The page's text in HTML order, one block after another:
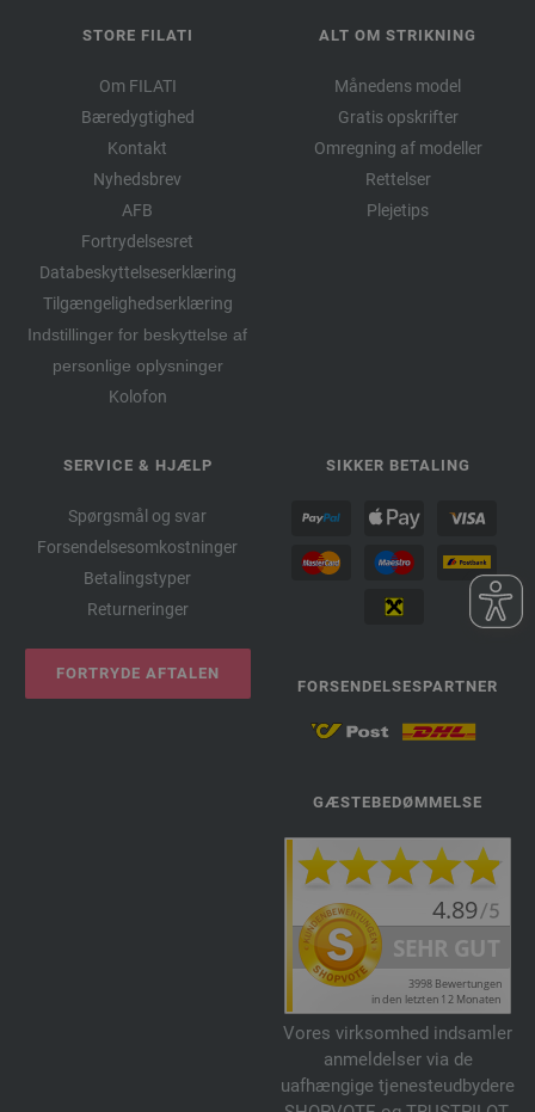
STORE FILATI
Om FILATI
Bæredygtighed
Kontakt
Nyhedsbrev
AFB
Fortrydelsesret
Databeskyttelseserklæring
Tilgængelighedserklæring
Indstillinger for beskyttelse af
personlige oplysninger
Kolofon
ALT OM STRIKNING
Månedens model
Gratis opskrifter
Omregning af modeller
Rettelser
Plejetips
SERVICE & HJÆLP
Spørgsmål og svar
Forsendelsesomkostninger
Betalingstyper
Returneringer
FORTRYDE AFTALEN
SIKKER BETALING
FORSENDELSESPARTNER
GÆSTEBEDØMMELSE
Vores virksomhed indsamler
anmeldelser via de
uafhængige tjenesteudbydere